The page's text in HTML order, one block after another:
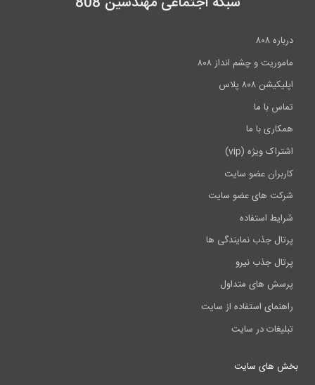
درباره ۸۰۸
ماموریت و چشم انداز ۸۰۸
اپلیکیشن ۸۰۸ پلاس
تماس با ما
همکاری با ما
اشتراک ویژه (vip)
کاربران عضو سایت
شرکت های عضو سایت
شرایط استفاده
پرتال جذب نمایندگی ها
پرتال جذب نیرو
پرسش های متداول
راهنمای استفاده از سایت
تبلیغات در سایت
بخش های سایت